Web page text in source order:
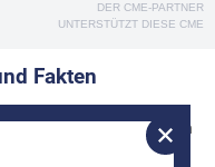
DER CME-PARTNER
UNTERSTÜTZT DIESE CME
Fakten
Innovation der modernen
Evidenz bestehen aber